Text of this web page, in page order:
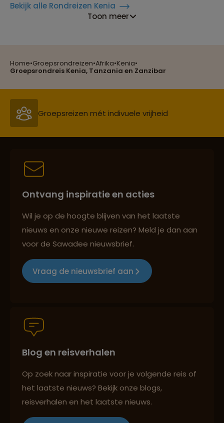
Home•Groepsrondreizen•Afrika•Kenia•
Groepsrondreis Kenia, Tanzania en Zanzibar
Bekijk alle Rondreizen Kenia
Toon meer
Reizen met oog voor mens, cultuur en milieu
Groepsreizen mét indivuele vrijheid
Persoonlijk en deskundig reisadvies
Best beoordeelde reisroutes
Groepsreizen mét indivuele vrijheid
Best beoordeelde reisroutes
Reizen met oog voor mens, cultuur en milieu
Ontvang inspiratie en acties
Wil je op de hoogte blijven van het laatste
nieuws en onze nieuwe reizen? Meld je dan aan
voor de Sawadee nieuwsbrief.
Vraag de nieuwsbrief aan
Blog en reisverhalen
Op zoek naar inspiratie voor je volgende reis of
het laatste nieuws? Bekijk onze blogs,
reisverhalen en het laatste nieuws.